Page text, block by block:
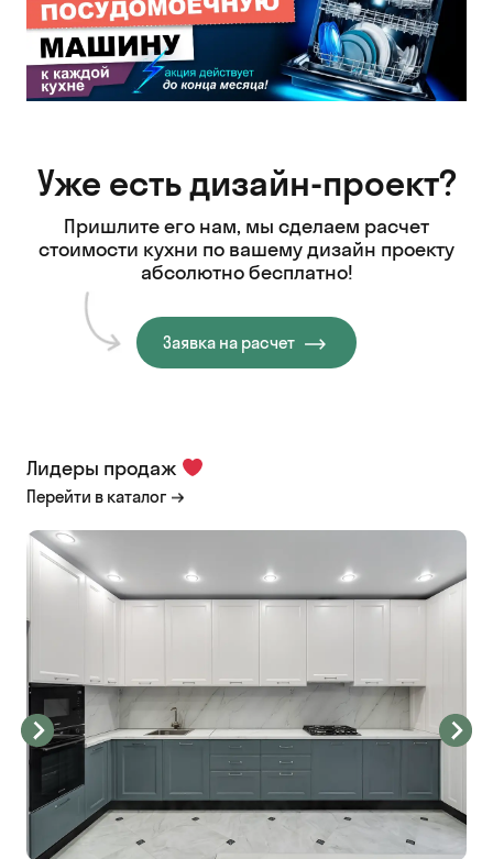
Уже есть дизайн-проект?
Пришлите его нам, мы сделаем расчет
стоимости кухни по вашему дизайн проекту
абсолютно бесплатно!
Заявка на расчет
Лидеры продаж
Перейти в каталог